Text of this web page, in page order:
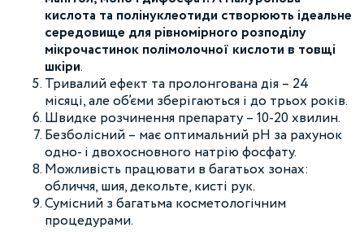
кислота та полінуклеотиди створюють ідеальне
середовище для рівномірного розподілу
мікрочастинок полімолочної кислоти в товщі
шкіри.
Тривалий ефект та пролонгована дія – 24
місяці, але об’єми зберігаються і до трьох років.
Швидке розчинення препарату – 10-20 хвилин.
Безболісний – має оптимальний рН за рахунок
одно- і двохосновного натрію фосфату.
Можливість працювати в багатьох зонах:
обличчя, шия, декольте, кисті рук.
Сумісний з багатьма косметологічним
процедурами.